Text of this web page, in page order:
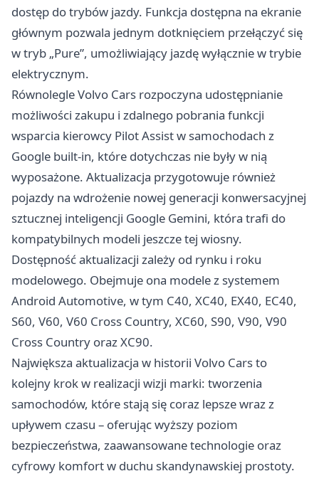
dostęp do trybów jazdy. Funkcja dostępna na ekranie
głównym pozwala jednym dotknięciem przełączyć się
w tryb „Pure”, umożliwiający jazdę wyłącznie w trybie
elektrycznym.
Równolegle Volvo Cars rozpoczyna udostępnianie
możliwości zakupu i zdalnego pobrania funkcji
wsparcia kierowcy Pilot Assist w samochodach z
Google built-in, które dotychczas nie były w nią
wyposażone. Aktualizacja przygotowuje również
pojazdy na wdrożenie nowej generacji konwersacyjnej
sztucznej inteligencji Google Gemini, która trafi do
kompatybilnych modeli jeszcze tej wiosny.
Dostępność aktualizacji zależy od rynku i roku
modelowego. Obejmuje ona modele z systemem
Android Automotive, w tym C40, XC40, EX40, EC40,
S60, V60, V60 Cross Country, XC60, S90, V90, V90
Cross Country oraz XC90.
Największa aktualizacja w historii Volvo Cars to
kolejny krok w realizacji wizji marki: tworzenia
samochodów, które stają się coraz lepsze wraz z
upływem czasu – oferując wyższy poziom
bezpieczeństwa, zaawansowane technologie oraz
cyfrowy komfort w duchu skandynawskiej prostoty.